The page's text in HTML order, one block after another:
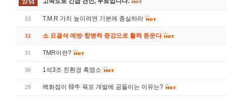
33 T.M.R 가치 높이려면 기본에 충실하라
32 소 요결석 예방·항병력 증강으로 활력 돋운다
31 TMR이란?
30 1석3조 친환경 흑염소
29 백화점이 韓牛 육포 개발에 공들이는 이유는?